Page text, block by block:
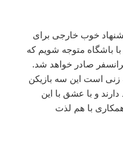
خوب خارجی برای
با باشگاه متوجه شویم که
صادر خواهد شد.
زنی است این سه بازیکن
و با عشق با این
با هم لذت